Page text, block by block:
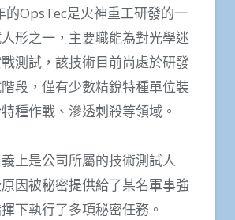
的OpsTec是火神重工研發的一
形之一，主要職能為對光學迷
測試，該技術目前尚處於研發
段，僅有少數精銳特種單位裝
種作戰、滲透刺殺等領域。
上是公司所屬的技術測試人
因被秘密提供給了某名軍事強
下執行了多項秘密任務。